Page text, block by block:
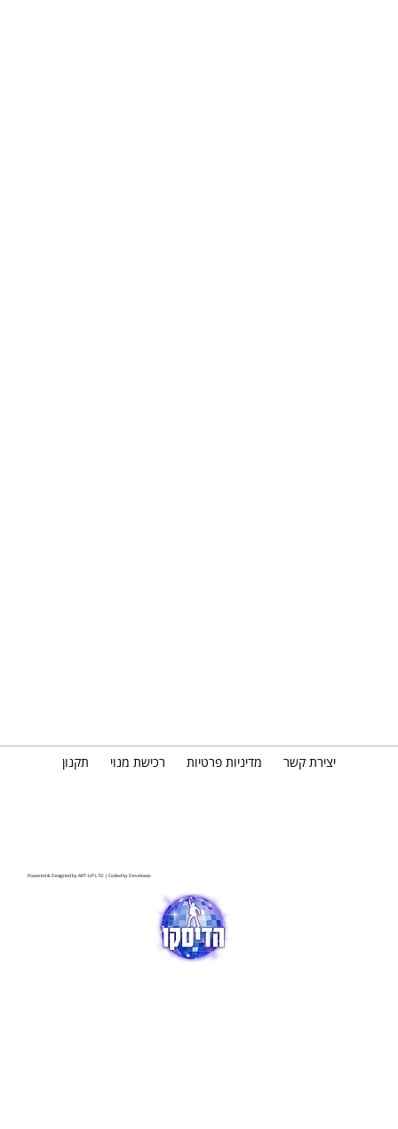
Powered & Designed byART-UP LTD | Coded byDevelowix
תקנון רכישת מנוי מדיניות פרטיות יצירת קשר